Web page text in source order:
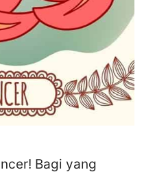
Bagi yang